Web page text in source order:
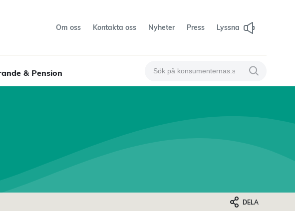
Om oss Kontakta oss Nyheter Press Lyssna
& Pension
Sök på konsumenternas Sök på
DELA